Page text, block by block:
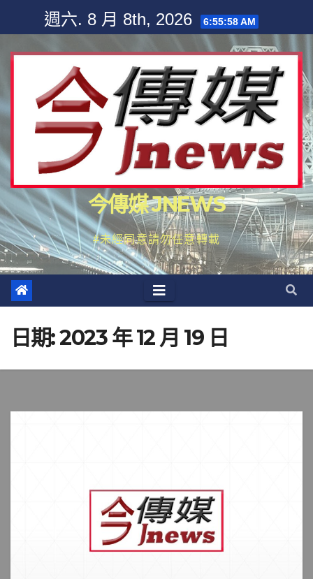
content
週六. 8 月 8th, 2026 6:56:00 AM
今傳媒 JNEWS
#未經同意請勿任意轉載
日期:2023 年 12 月 19 日